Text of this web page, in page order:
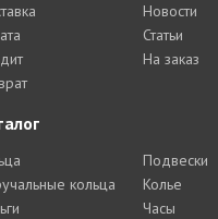
кольца
Подвески
Колье
Часы
Новости
Статьи
На заказ